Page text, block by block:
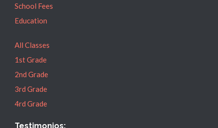
School Fees
Education
All Classes
1st Grade
2nd Grade
3rd Grade
4rd Grade
Testimonios: